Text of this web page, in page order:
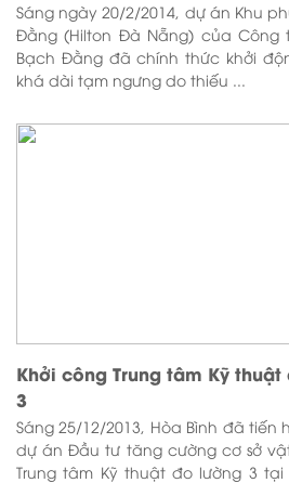
Sáng ngày 20/2/2014, dự án Khu
Đằng (Hilton Đà Nẵng) của Công
Bạch Đằng đã chính thức khởi
khá dài tạm ngưng do thiếu ...
Khởi công Trung tâm Kỹ
3
Sáng 25/12/2013, Hòa Bình đã
dự án Đầu tư tăng cường cơ sở
Trung tâm Kỹ thuật đo lường 3